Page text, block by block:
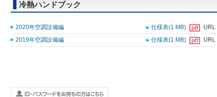
冷熱ハンドブック
2020年空調設備編 仕様表(1 MB)
URL
2019年空調設備編
仕様表(1 MB) URL